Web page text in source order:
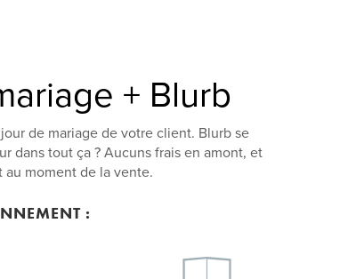
+ Blurb
de mariage de votre client. Blurb se
dans tout ça ? Aucuns frais en amont, et
moment de la vente.
: